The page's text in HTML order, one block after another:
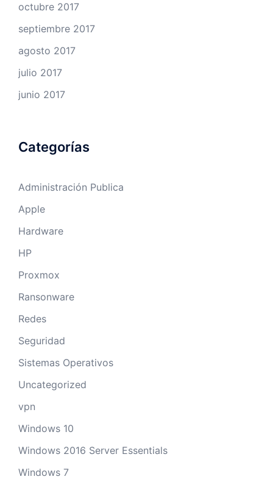
octubre 2017
septiembre 2017
agosto 2017
julio 2017
junio 2017
Categorías
Administración Publica
Apple
Hardware
HP
Proxmox
Ransonware
Redes
Seguridad
Sistemas Operativos
Uncategorized
vpn
Windows 10
Windows 2016 Server Essentials
Windows 7